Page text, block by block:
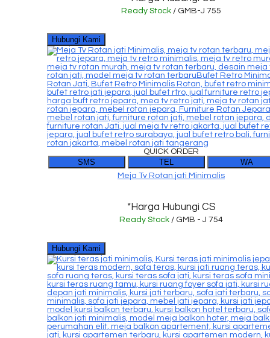
Ready Stock / GMB-J 755
Hubungi Kami
QUICK ORDER
SMS TEL WA
Meja Tv Rotan jati Minimalis
*Harga Hubungi CS
Ready Stock / GMB - J 754
Hubungi Kami